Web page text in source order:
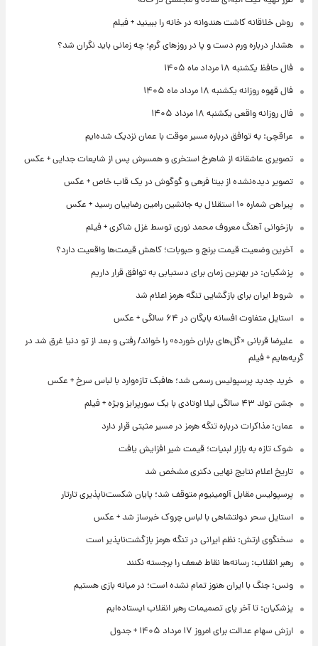
روش خلاقانه کاشت هندوانه در خانه را ببینید + فیلم
هشدار درباره ورم دست و پا در روزهای گرم؛ چه زمانی باید نگران شد؟
فال حافظ یکشنبه ۱۸ مرداد ماه ۱۴۰۵
فال قهوه روزانه یکشنبه ۱۸ مرداد ماه ۱۴۰۵
فال روزانه واقعی یکشنبه ۱۸ مرداد ۱۴۰۵
عراقچی: به توافق درباره مسیر موقت با عمان نزدیک شده‌ایم
تصویری عاشقانه از شاهرخ استخری و همسرش پس از شایعات جدایی + عکس
تصویر دیده‌نشده از بیتا فرهی و گوگوش در یک قاب خاص + عکس
پیراهن شماره ۱۰ استقلال به جانشین رامین رضاییان رسید + عکس
بازخوانی آهنگ معروف محمد نوری توسط غزل شاکری + فیلم
آخرین وضعیت قیمت برنج و حبوبات؛ کاهش قیمت‌ها واقعیت دارد؟
پزشکیان: در بهترین زمان برای دستیابی به توافق قرار داریم
شروط ایران برای بازگشایی تنگه هرمز اعلام شد
استایل متفاوت افسانه بایگان در ۶۴ سالگی + عکس
علیرضا قربانی «گل‌های باران خورده» را خواند/ رفتی و بعد از تو دنیا غرق شد در
گریه‌هایم + فیلم
خرید جدید پرسپولیس رسمی شد؛ هافبک تازه‌وارد با لباس سرخ + عکس
جشن تولد ۴۳ سالگی لیلا اوتادی با یک سورپرایز ویژه + فیلم
عمان: مذاکرات درباره تنگه هرمز در مسیر مثبتی قرار دارد
شوک تازه به بازار لبنیات؛ قیمت شیر افزایش یافت
تاریخ اعلام نتایج نهایی دکتری مشخص شد
پرسپولیس مقابل آلومینیوم متوقف شد؛ پایان شکست‌ناپذیری تارتار
استایل سحر دولتشاهی با لباس چروک خبرساز شد + عکس
سخنگوی ارتش: نظم ایرانی در تنگه هرمز بازگشت‌ناپذیر است
رهبر انقلاب: رسانه‌ها نقاط ضعف را برجسته نکنند
ونس: جنگ با ایران هنوز تمام نشده است؛ در میانه بازی هستیم
پزشکیان: تا آخر پای تصمیمات رهبر انقلاب ایستاده‌ایم
ارزش سهام عدالت برای امروز ۱۷ مرداد ۱۴۰۵ + جدول